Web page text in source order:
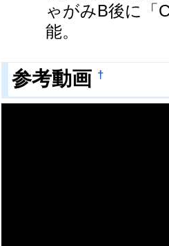
ゃがみB後に「
能。
参考動画 †